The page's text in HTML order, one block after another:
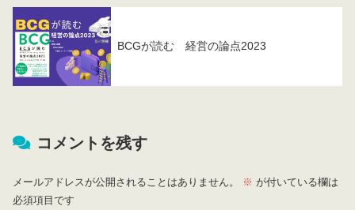
BCGが読む 経営の論点2023
コメントを残す
メールアドレスが公開されることはありません。 ※ が付いている欄は
必須項目です